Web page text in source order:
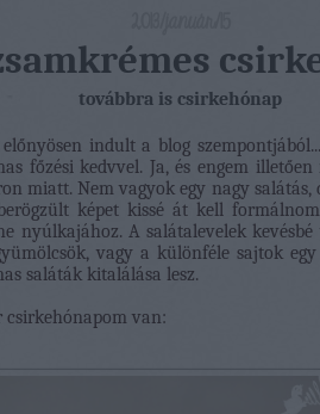
továbbra is csirkehónap
indult a blog
főzési kedvvel. Ja, és engem
miatt. Nem vagyok egy nagy salátás,
képet kissé át kell
nyúlkajához. A salátalevelek
vagy a különféle sajtok
saláták kitalálása lesz.
csirkehónapom van: